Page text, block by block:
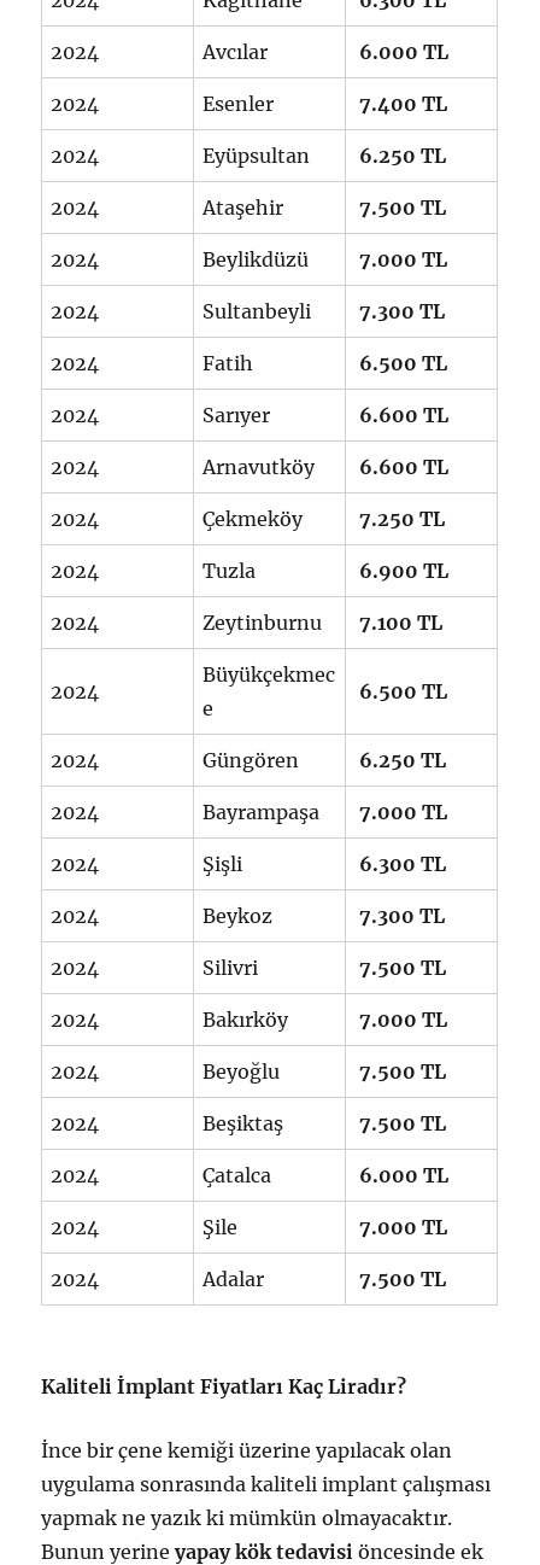
2024 Avcılar 6.000 TL
2024 Esenler 7.400 TL
2024 Eyüpsultan 6.250 TL
2024 Ataşehir 7.500 TL
2024 Beylikdüzü 7.000 TL
2024 Sultanbeyli 7.300 TL
2024 Fatih 6.500 TL
2024 Sarıyer 6.600 TL
2024 Arnavutköy 6.600 TL
2024 Çekmeköy 7.250 TL
2024 Tuzla 6.900 TL
2024 Zeytinburnu 7.100 TL
2024
Büyükçekmec
e
6.500 TL
2024 Güngören 6.250 TL
2024 Bayrampaşa 7.000 TL
2024 Şişli 6.300 TL
2024 Beykoz 7.300 TL
2024 Silivri 7.500 TL
2024 Bakırköy 7.000 TL
2024 Beyoğlu 7.500 TL
2024 Beşiktaş 7.500 TL
2024 Çatalca 6.000 TL
2024 Şile 7.000 TL
2024 Adalar 7.500 TL
Kaliteli İmplant Fiyatları Kaç Liradır?
İnce bir çene kemiği üzerine yapılacak olan
uygulama sonrasında kaliteli implant çalışması
yapmak ne yazık ki mümkün olmayacaktır.
Bunun yerineyapay kök tedavisi öncesinde ek